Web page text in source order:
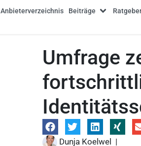
Anbieterverzeichnis Beiträge
Umfrage
Dunja Koelwel
|